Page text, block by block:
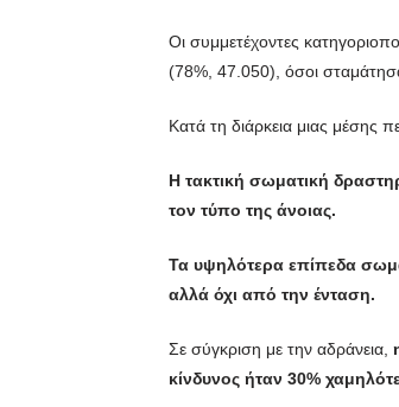
Οι συμμετέχοντες
(78%, 47.050), όσοι
Κατά τη διάρκεια μιας
Η τακτική σωματική
τον τύπο της άνοιας.
Τα υψηλότερα επίπεδα
αλλά όχι από την ένταση.
Σε σύγκριση με την αδράνεια,
κίνδυνος ήταν 30%